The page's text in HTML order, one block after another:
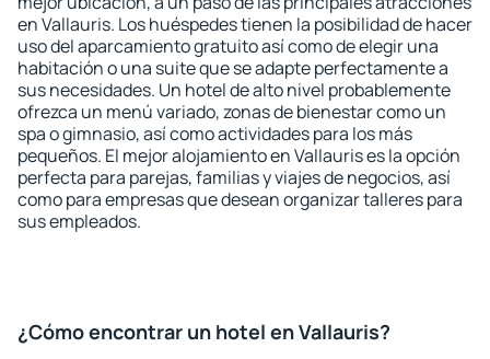
en Vallauris. Los huéspedes tienen la posibilidad de hacer
uso del aparcamiento gratuito así como de elegir una
habitación o una suite que se adapte perfectamente a
sus necesidades. Un hotel de alto nivel probablemente
ofrezca un menú variado, zonas de bienestar como un
spa o gimnasio, así como actividades para los más
pequeños. El mejor alojamiento en Vallauris es la opción
perfecta para parejas, familias y viajes de negocios, así
como para empresas que desean organizar talleres para
sus empleados.
¿Cómo encontrar un hotel en Vallauris?